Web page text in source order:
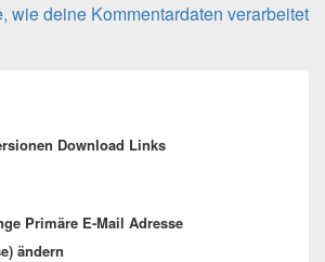
wie deine Kommentardaten verarbeitet
Download Links
Primäre E-Mail Adresse
ändern